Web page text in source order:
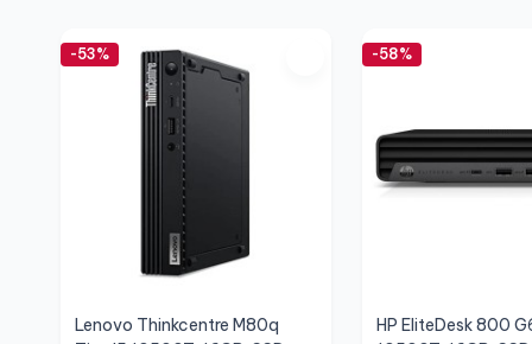
-53%
Lenovo Thinkcentre M80q
-58%
HP EliteDesk 800